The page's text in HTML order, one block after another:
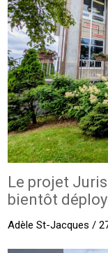
Le projet
bientôt
Adèle St-Jacques /